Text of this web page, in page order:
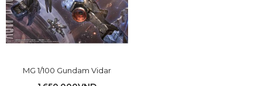
MG 1/100 Gundam Vidar